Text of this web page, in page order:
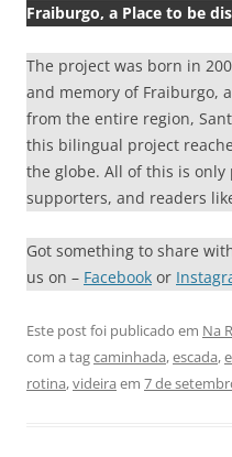
Fraiburgo, a Place to be
The project was born in
and memory of Fraiburgo,
from the entire region,
this bilingual project
the globe. All of this is
supporters, and readers
Got something to share
us on – Facebook or
Este post foi publicado em Na
com a tagcaminhada,escada,
rotina,videira em 7 de